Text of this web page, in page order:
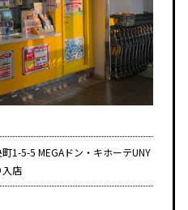
1-5-5 MEGAドン・キホーテUNY
店